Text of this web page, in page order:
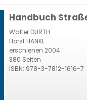
Handbuch
Walter DURTH
Horst HANKE
erschienen 2004
380 Seiten
ISBN: 978-3-7812-1616-7